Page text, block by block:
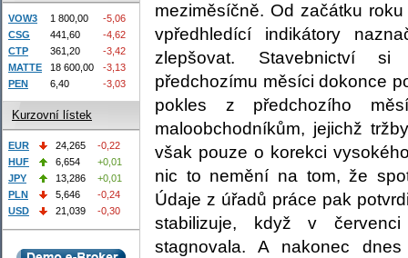
meziměsíčně. Od začátku
vpředhledící indikátory
zlepšovat. Stavebnictví
předchozímu měsíci dokonce
pokles z předchozího
maloobchodníkům, jejichž
však pouze o korekci
nic to nemění na tom, že
Údaje z úřadů práce pak
stabilizuje, když v
stagnovala. A nakonec
VOW3 1 800,00
-5,06
CSG
441,60
-4,62
CTP
361,20
-3,42
MATTE
18 600,00
-3,13
PEN
6,40 -3,03
Kurzovní lístek
EUR 24,265
-0,22
HUF
6,654
+0,01
JPY
13,286
+0,01
PLN
5,646
-0,24
USD
21,039 -0,30